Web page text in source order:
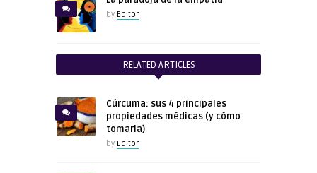
by Editor
RELATED ARTICLES
Cúrcuma: sus 4 principales
propiedades médicas (y cómo
tomarla)
by Editor